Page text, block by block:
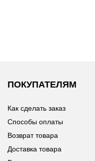
ПОКУПАТЕЛЯМ
Как сделать заказ
Способы оплаты
Возврат товара
Доставка товара